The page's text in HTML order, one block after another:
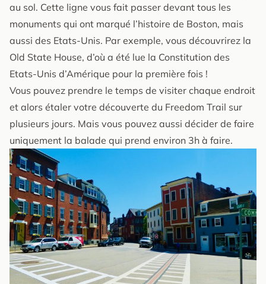
au sol. Cette ligne vous fait passer devant tous les
monuments qui ont marqué l’histoire de Boston, mais
aussi des Etats-Unis. Par exemple, vous découvrirez la
Old State House, d’où a été lue la Constitution des
Etats-Unis d’Amérique pour la première fois !
Vous pouvez prendre le temps de visiter chaque endroit
et alors étaler votre découverte du Freedom Trail sur
plusieurs jours. Mais vous pouvez aussi décider de faire
uniquement la balade qui prend environ 3h à faire.